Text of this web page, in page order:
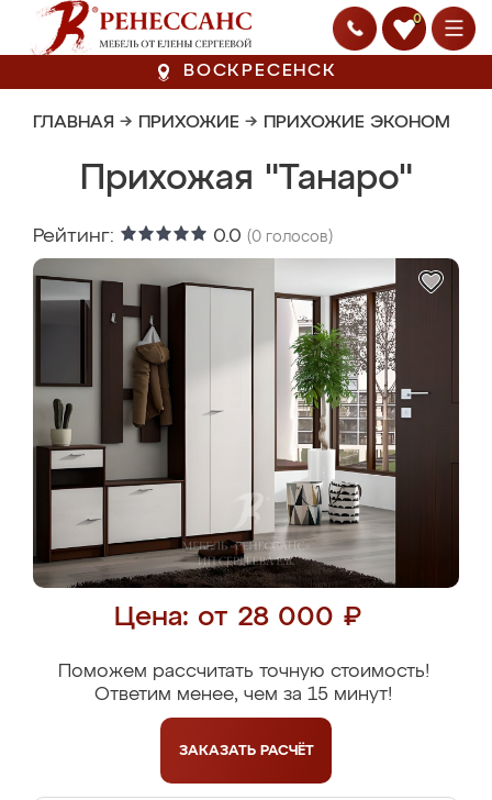
0
ВОСКРЕСЕНСК
ГЛАВНАЯ → ПРИХОЖИЕ → ПРИХОЖИЕ ЭКОНОМ
Прихожая "Танаро"
Рейтинг: 0.0 (0 голосов)
Цена: от 28 000 ₽
Поможем рассчитать точную стоимость!
Ответим менее, чем за 15 минут!
ЗАКАЗАТЬ РАСЧЁТ